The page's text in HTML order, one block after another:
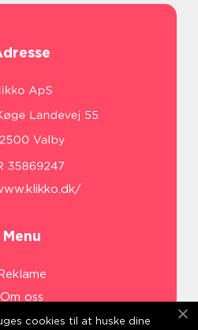
Menu
Om oss
Cookiescookies til at huske dine